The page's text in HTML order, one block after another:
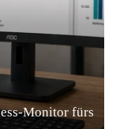
Monitor fürs